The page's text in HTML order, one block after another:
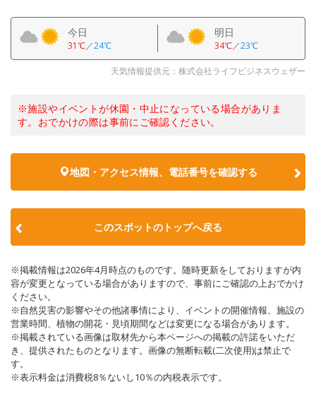
今日
31℃／24℃
明日
34℃／23℃
天気情報提供元：株式会社ライフビジネスウェザー
※施設やイベントが休園・中止になっている場合がありま
す。おでかけの際は事前にご確認ください。
地図・アクセス情報、電話番号を確認する
このスポットのトップへ戻る
※掲載情報は2026年4月時点のものです。随時更新をしておりますが内
容が変更となっている場合がありますので、事前にご確認の上おでかけ
ください。
※自然災害の影響やその他諸事情により、イベントの開催情報、施設の
営業時間、植物の開花・見頃期間などは変更になる場合があります。
※掲載されている画像は取材先から本ページへの掲載の許諾をいただ
き、提供されたものとなります。画像の無断転載(二次使用)は禁止で
す。
※表示料金は消費税8％ないし10％の内税表示です。